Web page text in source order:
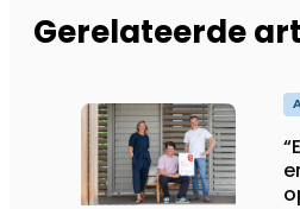
Gerelateerde